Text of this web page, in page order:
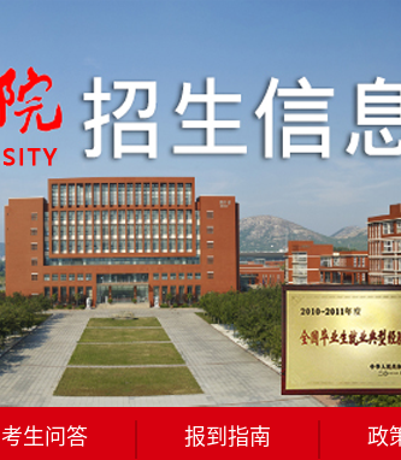
考生问答 报到指南 政